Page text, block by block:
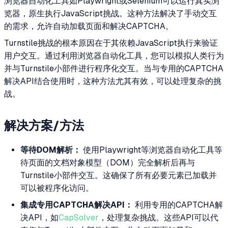
览器，原生执行JavaScript挑战。这种方法解决了手动交互
的需求，允许自动加载页面和解决CAPTCHA。
Turnstile挑战的根本原因在于其依赖JavaScript执行来验证
用户交互。通过利用浏览器自动化工具，您可以模拟人类行为
并与Turnstile小部件进行程序化交互。当与专用的CAPTCHA
解决API结合使用时，这种方法尤其有效，可以处理复杂的挑
战。
解决方案/方法
等待DOM解析： 使用Playwright等浏览器自动化工具等
待页面的文档对象模型（DOM）完全解析后再与
Turnstile小部件交互。这确保了所有必要元素已加载并
可以被程序化访问。
集成专用CAPTCHA解决API： 利用专用的CAPTCHA解
决API，如CapSolver ，处理复杂挑战。这些API可以代